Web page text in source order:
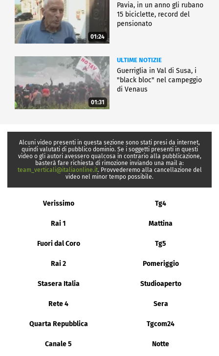
01:24
Pavia, in un anno gli rubano
15 biciclette, record del
pensionato
01:31
ULTIME NOTIZIE
Guerriglia in Val di Susa, i
"black bloc" nel campeggio
di Venaus
Alcuni video presenti in questa sezione sono stati presi da internet,
quindi valutati di pubblico dominio. Se i soggetti presenti in questi
video o gli autori avessero qualcosa in contrario alla pubblicazione,
basterà fare richiesta di rimozione inviando una mail a:
team_verticali@italiaonline.it. Provvederemo alla cancellazione del
video nel minor tempo possibile.
Verissimo Tg4
Rai 1 Mattina
Fuori dal Coro Tg5
Rai 2 Pomeriggio
Stasera Italia Studioaperto
Rete 4 Sera
Quarta Repubblica Tgcom24
Canale 5 Notte